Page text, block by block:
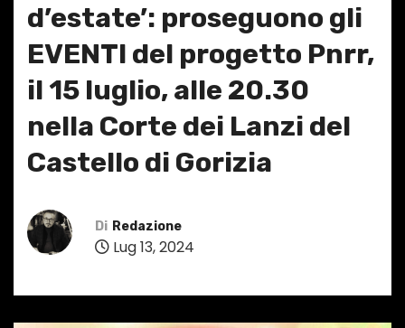
d’estate’: proseguono gli
EVENTI del progetto Pnrr,
il 15 luglio, alle 20.30
nella Corte dei Lanzi del
Castello di Gorizia
Di Redazione
Lug 13, 2024